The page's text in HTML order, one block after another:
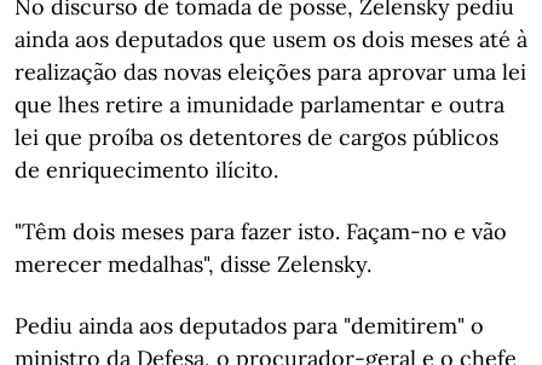
No discurso de tomada de posse, Zelensky pediu
ainda aos deputados que usem os dois meses até à
realização das novas eleições para aprovar uma lei
que lhes retire a imunidade parlamentar e outra
lei que proíba os detentores de cargos públicos
de enriquecimento ilícito.
"Têm dois meses para fazer isto. Façam-no e vão
merecer medalhas", disse Zelensky.
Pediu ainda aos deputados para "demitirem" o
ministro da Defesa, o procurador-geral e o chefe